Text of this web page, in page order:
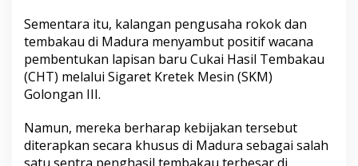
Sementara itu, kalangan pengusaha rokok dan
tembakau di Madura menyambut positif wacana
pembentukan lapisan baru Cukai Hasil Tembakau
(CHT) melalui Sigaret Kretek Mesin (SKM)
Golongan III.
Namun, mereka berharap kebijakan tersebut
diterapkan secara khusus di Madura sebagai salah